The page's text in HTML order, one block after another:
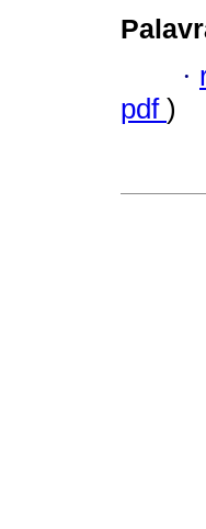
·
pdf )